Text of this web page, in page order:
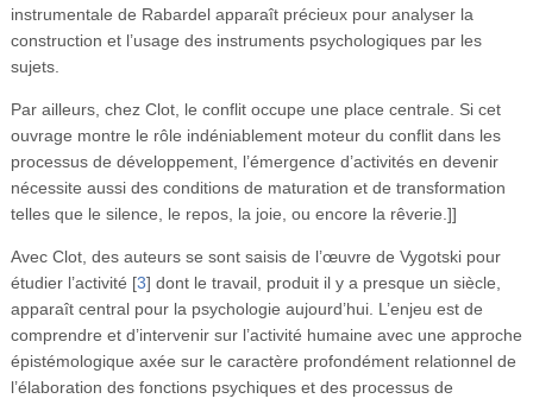
instrumentale de Rabardel apparaît précieux pour analyser la
construction et l’usage des instruments psychologiques par les
sujets.
Par ailleurs, chez Clot, le conflit occupe une place centrale. Si cet
ouvrage montre le rôle indéniablement moteur du conflit dans les
processus de développement, l’émergence d’activités en devenir
nécessite aussi des conditions de maturation et de transformation
telles que le silence, le repos, la joie, ou encore la rêverie.]]
Avec Clot, des auteurs se sont saisis de l’œuvre de Vygotski pour
étudier l’activité [3] dont le travail, produit il y a presque un siècle,
apparaît central pour la psychologie aujourd’hui. L’enjeu est de
comprendre et d’intervenir sur l’activité humaine avec une approche
épistémologique axée sur le caractère profondément relationnel de
l’élaboration des fonctions psychiques et des processus de